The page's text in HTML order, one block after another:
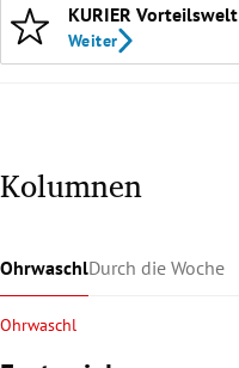
Untermenü
KURIER Vorteilswelt
Weiter
Kolumnen
OhrwaschlDurch die Woche
Ohrwaschl